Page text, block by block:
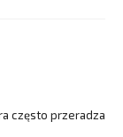
często przeradza